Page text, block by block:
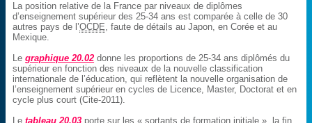
La position relative de la France par niveaux de diplômes
d’enseignement supérieur des 25-34 ans est comparée à celle de 30
autres pays de l’OCDE, faute de détails au Japon, en Corée et au
Mexique.
Legraphique 20.02 donne les proportions de 25-34 ans diplômés du
supérieur en fonction des niveaux de la nouvelle classification
internationale de l’éducation, qui reflètent la nouvelle organisation de
l’enseignement supérieur en cycles de Licence, Master, Doctorat et en
cycle plus court (Cite-2011).
Letableau 20.03 porte sur les « sortants de formation initiale », la fin